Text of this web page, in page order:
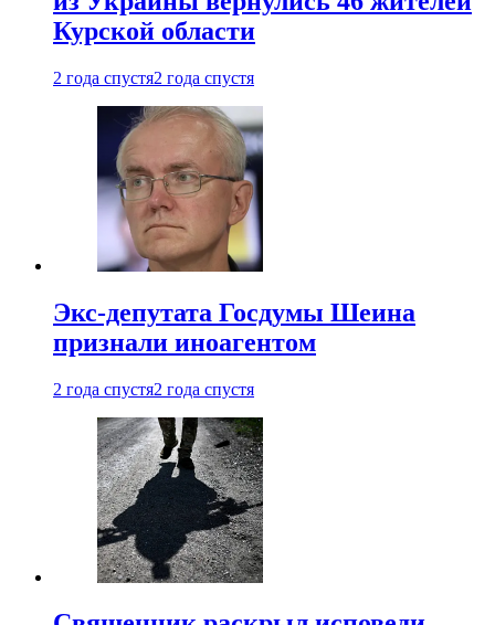
Курской области
2 года спустя2 года спустя
Экс-депутата Госдумы Шеина
признали иноагентом
2 года спустя2 года спустя